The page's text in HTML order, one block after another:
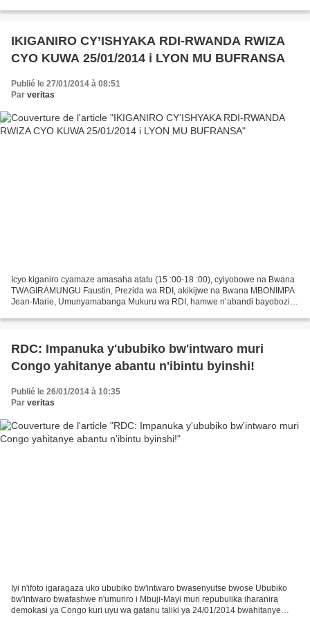
IKIGANIRO CY’ISHYAKA RDI-RWANDA RWIZA
CYO KUWA 25/01/2014 i LYON MU BUFRANSA
Publié le 27/01/2014 à 08:51
Par veritas
Icyo kiganiro cyamaze amasaha atatu (15 :00-18 :00), cyiyobowe na Bwana
TWAGIRAMUNGU Faustin, Prezida wa RDI, akikijwe na Bwana MBONIMPA
Jean-Marie, Umunyamabanga Mukuru wa RDI, hamwe n’abandi bayobozi
RDC: Impanuka y'ububiko bw'intwaro muri
Congo yahitanye abantu n'ibintu byinshi!
Publié le 26/01/2014 à 10:35
Par veritas
Iyi n'ifoto igaragaza uko ububiko bw'intwaro bwasenyutse bwose Ububiko
bw'intwaro bwafashwe n'umuriro i Mbuji-Mayi muri repubulika iharanira
demokasi ya Congo kuri uyu wa gatanu taliki ya 24/01/2014 bwahitanye